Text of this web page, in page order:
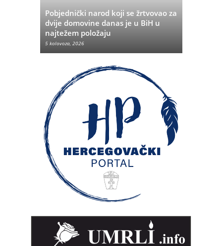
Pobjednički narod koji se žrtvovao za
dvije domovine danas je u BiH u
najtežem položaju
5 kolovoza, 2026